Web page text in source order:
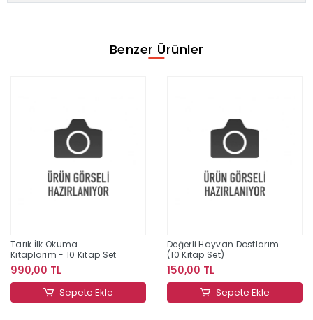
Benzer Ürünler
Tarık İlk Okuma
Kitaplarım - 10 Kitap Set
990,00 TL
Sepete Ekle
Değerli Hayvan Dostlarım
(10 Kitap Set)
150,00 TL
Sepete Ekle